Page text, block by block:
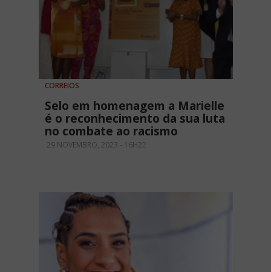
CORREIOS
Selo em homenagem a Marielle
é o reconhecimento da sua luta
no combate ao racismo
29 NOVEMBRO, 2023 - 16H22